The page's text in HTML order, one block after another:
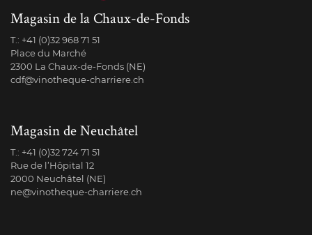
Magasin de la Chaux-de-Fonds
T.: +41 (0)32 968 71 51
Place du Marché
2300 La Chaux-de-Fonds (NE)
cdf@vinotheque-charriere.ch
Magasin de Neuchâtel
T.: +41 (0)32 724 71 51
Rue de l’Hôpital 12
2000 Neuchâtel (NE)
ne@vinotheque-charriere.ch